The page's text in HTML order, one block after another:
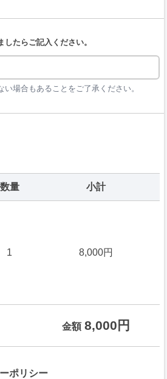
たらご記入ください。
場合もあることをご了承ください。
数量 小計
1 8,000円
金額 8,000円
ポリシー